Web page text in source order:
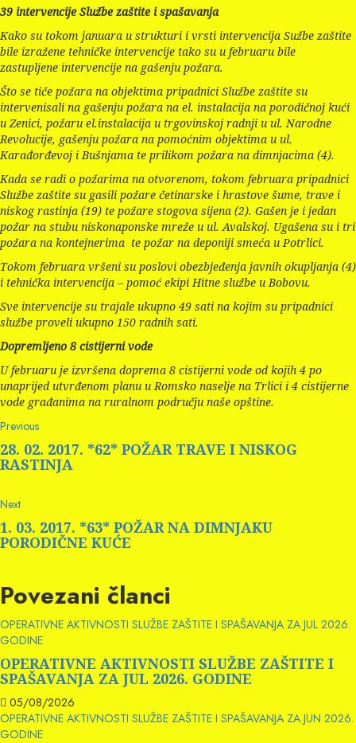
39 intervencije Službe zaštite i spašavanja
Kako su tokom januara u strukturi i vrsti intervencija Sužbe zaštite
bile izražene tehničke intervencije tako su u februaru bile
zastupljene intervencije na gašenju požara.
Što se tiče požara na objektima pripadnici Službe zaštite su
intervenisali na gašenju požara na el. instalacija na porodičnoj kući
u Zenici, požaru el.instalacija u trgovinskoj radnji u ul. Narodne
Revolucije, gašenju požara na pomoćnim objektima u ul.
Karađorđevoj i Bušnjama te prilikom požara na dimnjacima (4).
Kada se radi o požarima na otvorenom, tokom februara pripadnici
Službe zaštite su gasili požare četinarske i hrastove šume, trave i
niskog rastinja (19) te požare stogova sijena (2). Gašen je i jedan
požar na stubu niskonaponske mreže u ul. Avalskoj. Ugašena su i tri
požara na kontejnerima te požar na deponiji smeća u Potrlici.
Tokom februara vršeni su poslovi obezbjeđenja javnih okupljanja (4)
i tehnička intervencija – pomoć ekipi Hitne službe u Bobovu.
Sve intervencije su trajale ukupno 49 sati na kojim su pripadnici
službe proveli ukupno 150 radnih sati.
Dopremljeno 8 cistijerni vode
U februaru je izvršena doprema 8 cistijerni vode od kojih 4 po
unaprijed utvrđenom planu u Romsko naselje na Trlici i 4 cistijerne
vode građanima na ruralnom području naše opštine.
Continue
Reading
PreviousPrevious
post:
28. 02. 2017. *62* POŽAR TRAVE I NISKOG
RASTINJA
NextNext
post:
1. 03. 2017. *63* POŽAR NA DIMNJAKU
PORODIČNE KUĆE
Povezani članci
OPERATIVNE AKTIVNOSTI SLUŽBE ZAŠTITE I SPAŠAVANJA ZA JUL 2026.
GODINE
OPERATIVNE AKTIVNOSTI SLUŽBE ZAŠTITE I
SPAŠAVANJA ZA JUL 2026. GODINE
05/08/2026
OPERATIVNE AKTIVNOSTI SLUŽBE ZAŠTITE I SPAŠAVANJA ZA JUN 2026.
GODINE